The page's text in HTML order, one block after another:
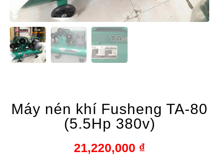
Máy nén khí Fusheng TA-80
(5.5Hp 380v)
21,220,000 ₫